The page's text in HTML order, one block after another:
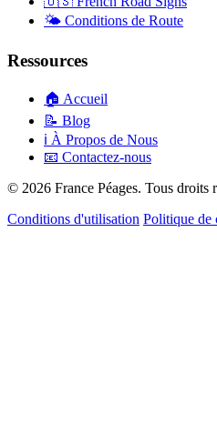
🌤️ Conditions de Route
Ressources
🏠 Accueil
📝 Blog
ℹ️ À Propos de Nous
📧 Contactez-nous
© 2026 France Péages. Tous droits
Conditions d'utilisation Politique de